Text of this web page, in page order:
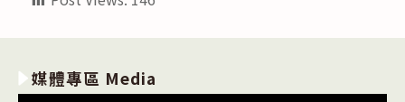
媒體專區 Media